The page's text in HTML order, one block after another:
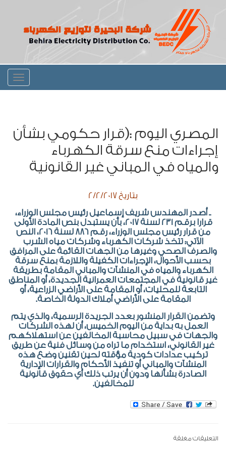
Toggle
المصري اليوم :(قرار حكومي بشأن
إجراءات منع سرقة الكهرباء
والمياه في المباني غير القانونية
بتاريخ 2/2/2017
ـ أصدر المهندس شريف إسماعيل رئيس مجلس الوزراء،
قرارا برقم 231 لسنة 2017، بأن يستبدل بنص المادة الأولى
من قرار رئيس مجلس الوزراء، رقم 886 لسنة 2016، النص
الآتي: تتخذ شركات الكهرباء وشركات مياه الشرب
والصرف الصحي وغيرها من الجهات القائمة على المرافق
بحسب الأحوال، الإجراءات الكفيلة واللازمة بمنع سرقة
الكهرباء والمياه في المنشآت والمباني المقامة بطريقة
غير قانونية في المجتمعات العمرانية الجديدة، أو المناطق
التابعة للمحليات، أو المقامة على الأراضي الزراعية، أو
المقامة على الأراضي أملاك الدولة الخاصة.
وتضمن القرار المنشور بعدد الجريدة الرسمية، والذي يتم
العمل به بداية من اليوم الخميس، أن لهذه الشركات
والجهات في سبيل محاسبة المخالفين عن استهلاكهم
غير القانوني، استخدام ما تراه من وسائل فنية عن طريق
تركيب عدادات كودية مؤقته لحين تقنين وضع هذه
المنشآت والمباني أو تنفيذ الأحكام والقرارات الإدارية
الصادرة بشأنها ودون أن يرتب ذلك أي حقوق قانونية
للمخالفين.
التعليقات مغلقة